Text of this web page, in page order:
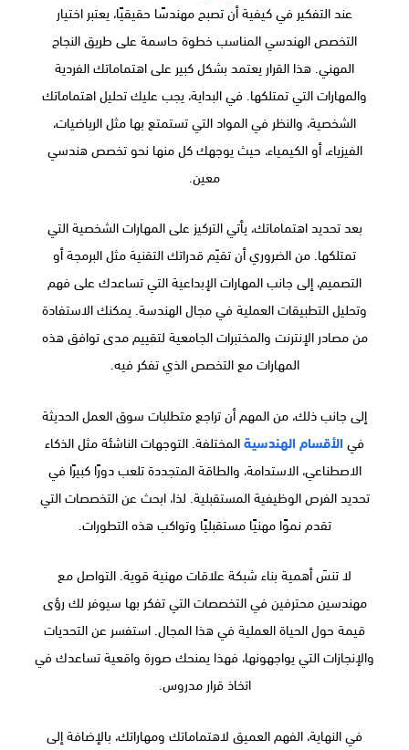
عند التفكير في كيفية أن تصبح مهندسًا حقيقيًا، يعتبر اختيار
التخصص الهندسي المناسب خطوة حاسمة على طريق النجاح
المهني. هذا القرار يعتمد بشكل كبير على اهتماماتك الفردية
والمهارات التي تمتلكها. في البداية، يجب عليك تحليل اهتماماتك
الشخصية، والنظر في المواد التي تستمتع بها مثل الرياضيات،
الفيزياء، أو الكيمياء، حيث يوجهك كل منها نحو تخصص هندسي
معين.
بعد تحديد اهتماماتك، يأتي التركيز على المهارات الشخصية التي
تمتلكها. من الضروري أن تقيّم قدراتك التقنية مثل البرمجة أو
التصميم، إلى جانب المهارات الإبداعية التي تساعدك على فهم
وتحليل التطبيقات العملية في مجال الهندسة. يمكنك الاستفادة
من مصادر الإنترنت والمختبرات الجامعية لتقييم مدى توافق هذه
المهارات مع التخصص الذي تفكر فيه.
إلى جانب ذلك، من المهم أن تراجع متطلبات سوق العمل الحديثة
في الأقسام الهندسيةالمختلفة. التوجهات الناشئة مثل الذكاء
الاصطناعي، الاستدامة، والطاقة المتجددة تلعب دورًا كبيرًا في
تحديد الفرص الوظيفية المستقبلية. لذا، ابحث عن التخصصات التي
تقدم نموًا مهنيًا مستقبليًا وتواكب هذه التطورات.
لا تنسَ أهمية بناء شبكة علاقات مهنية قوية. التواصل مع
مهندسين محترفين في التخصصات التي تفكر بها سيوفر لك رؤى
قيمة حول الحياة العملية في هذا المجال. استفسر عن التحديات
والإنجازات التي يواجهونها، فهذا يمنحك صورة واقعية تساعدك في
اتخاذ قرار مدروس.
في النهاية، الفهم العميق لاهتماماتك ومهاراتك، بالإضافة إلى